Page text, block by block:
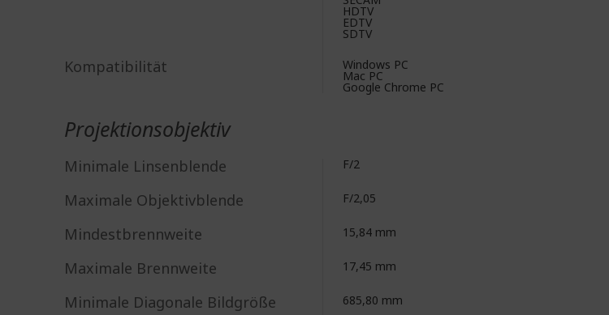
HDTV
EDTV
SDTV
Kompatibilität Windows PC
Mac PC
Google Chrome PC
Projektionsobjektiv
Minimale Linsenblende F/2
Maximale Objektivblende F/2,05
Mindestbrennweite 15,84 mm
Maximale Brennweite 17,45 mm
Minimale Diagonale Bildgröße 685,80 mm